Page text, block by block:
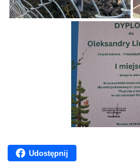
Udostępnij